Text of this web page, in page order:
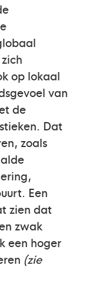
op lokaal
van
de
Dat
zoals
Een
zien dat
zwak
een hoger
(zie